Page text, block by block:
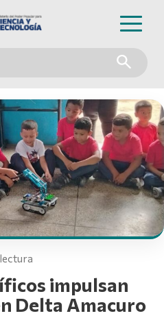
impulsan
Delta Amacuro